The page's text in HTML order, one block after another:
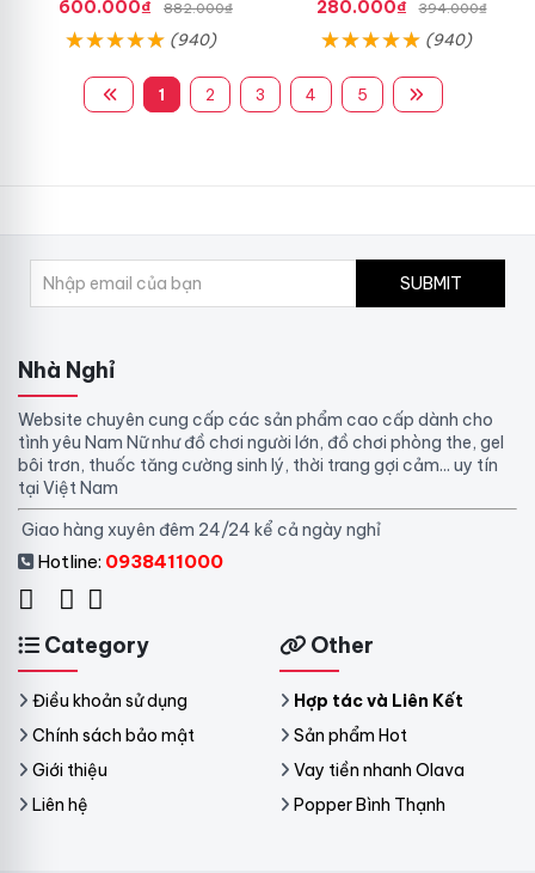
600.000₫ 882.000₫
(940)
280.000₫ 394.000₫
(940)
1 2 3 4 5
SUBMIT
Nhà Nghỉ
Website chuyên cung cấp các sản phẩm cao cấp dành cho
tình yêu Nam Nữ như đồ chơi người lớn, đồ chơi phòng the, gel
bôi trơn, thuốc tăng cường sinh lý, thời trang gợi cảm... uy tín
tại Việt Nam
Giao hàng xuyên đêm 24/24 kể cả ngày nghỉ
Hotline: 0938411000
Category
Điều khoản sử dụng
Chính sách bảo mật
Giới thiệu
Liên hệ
Other
Hợp tác và Liên Kết
Sản phẩm Hot
Vay tiền nhanh Olava
Popper Bình Thạnh